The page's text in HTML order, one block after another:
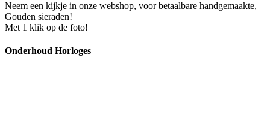
Neem een kijkje in onze webshop, voor betaalbare handgemaakte,
Gouden sieraden!
Met 1 klik op de foto!
Onderhoud Horloges